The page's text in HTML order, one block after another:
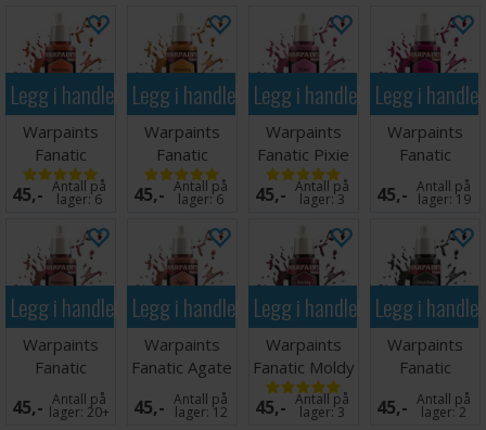
Legg i handlekurven
Warpaints
Fanatic
Burning Ore
45,- Antall på
lager:6
Legg i handlekurven
Warpaints
Fanatic
Glowing
Inferno
45,- Antall på
lager:6
Legg i handlekurven
Warpaints
Fanatic Pixie
Pink
45,- Antall på
lager:3
Legg i
Warpaints
Fanatic
Wicked Pink
45,- Antall på
lager: 19
Legg i handlekurven
Warpaints
Fanatic
Moonstone
Skin
45,- Antall på
lager:20+
Legg i handlekurven
Warpaints
Fanatic Agate
Skin
45,- Antall på
lager: 12
Legg i handlekurven
Warpaints
Fanatic Moldy
Wine
45,- Antall på
lager:3
Legg i
Warpaints
Fanatic
Obsidian Skin
45,- Antall på
lager:2